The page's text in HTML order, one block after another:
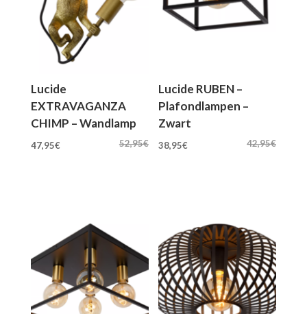
Lucide
EXTRAVAGANZA
CHIMP – Wandlamp
52,95€
Oorspronkelijke
47,95€Huidige
Lucide RUBEN –
Plafondlampen –
Zwart
42,95€
Oorspronkelijke
38,95€